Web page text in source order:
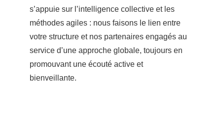
s’appuie sur l’intelligence collective et les
méthodes agiles : nous faisons le lien entre
votre structure et nos partenaires engagés au
service d’une approche globale, toujours en
promouvant une écouté active et
bienveillante.